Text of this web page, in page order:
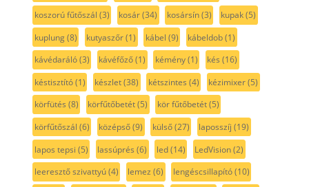
koszorú fűtőszál (3) kosár(34) kosársín(3) kupak(5)
kuplung(8) kutyaszőr(1) kábel (9) kábeldob(1)
kávédaráló(3) kávéfőző(1) kémény(1) kés (16)
késtisztító(1) készlet(38) kétszintes (4) kézimixer(5)
körfütés (8) körfűtőbetét(5) kör fűtőbetét(5)
körfűtőszál (6) középső(9) külső(27) laposszíj (19)
lapos tepsi (5) lassúprés (6) led(14) LedVision(2)
leeresztő szivattyú(4) lemez (6) lengéscsillapító(10)